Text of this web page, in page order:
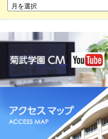
菊武ビジネス専門学校
名古屋ウェディング＆フラワ
菊武幼稚園
稲葉保育園